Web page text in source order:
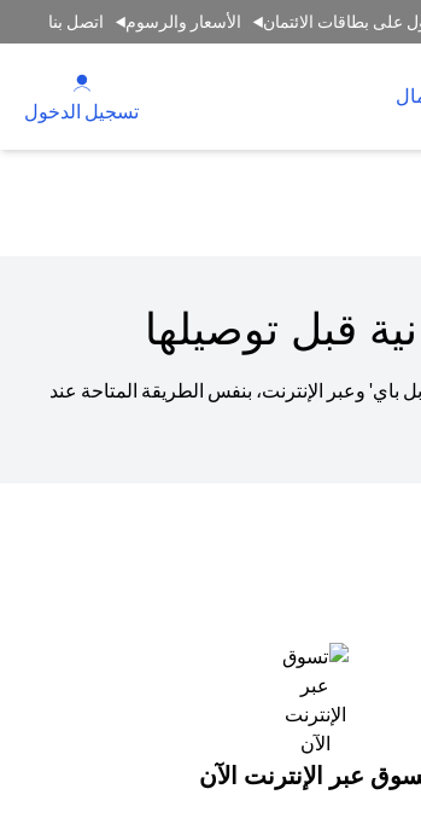
على بطاقات الائتمان الأسعار والرسوم اتصل بنا
تسجيل الدخول
قبل توصيلها
وعبر الإنترنت، بنفس الطريقة المتاحة عند
عبر الإنترنت الآن